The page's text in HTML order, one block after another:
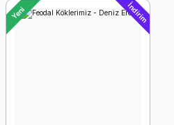
Yeni İndirim